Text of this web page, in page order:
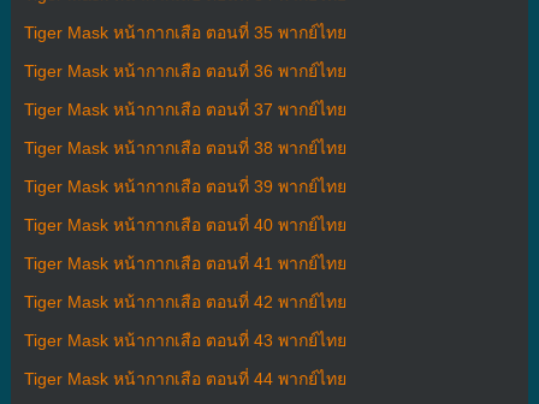
Tiger Mask หน้ากากเสือ ตอนที่ 35 พากย์ไทย
Tiger Mask หน้ากากเสือ ตอนที่ 36 พากย์ไทย
Tiger Mask หน้ากากเสือ ตอนที่ 37 พากย์ไทย
Tiger Mask หน้ากากเสือ ตอนที่ 38 พากย์ไทย
Tiger Mask หน้ากากเสือ ตอนที่ 39 พากย์ไทย
Tiger Mask หน้ากากเสือ ตอนที่ 40 พากย์ไทย
Tiger Mask หน้ากากเสือ ตอนที่ 41 พากย์ไทย
Tiger Mask หน้ากากเสือ ตอนที่ 42 พากย์ไทย
Tiger Mask หน้ากากเสือ ตอนที่ 43 พากย์ไทย
Tiger Mask หน้ากากเสือ ตอนที่ 44 พากย์ไทย